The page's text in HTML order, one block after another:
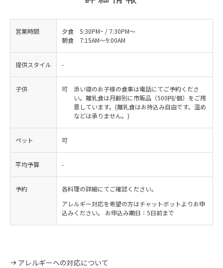
営業時間
夕食 5:30PM~ / 7:30PM～
朝食 7:15AM～9:00AM
提供スタイル -
子供 可
添い寝のお子様の食事は電話にてご予約くださ
い。離乳食は月齢別に市販品（500円/個）をご用
意しています。(離乳食はお持込み自由です。温め
などは承りません。)
ペット 可
平均予算 -
予約
各料理の詳細にてご確認ください。
アレルギー対応を希望の方はチャットボットよりお申
込みください。 お申込み期日：5日前まで
アレルギーへの対応について